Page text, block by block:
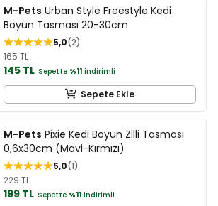
M-Pets Urban Style Freestyle Kedi
Boyun Tasması 20-30cm
5,0 2
165 TL
145 TL Sepette %11 indirimli
Sepete Ekle
M-Pets Pixie Kedi Boyun Zilli Tasması
0,6x30cm (Mavi-Kırmızı)
5,0 1
229 TL
199 TL Sepette %11 indirimli